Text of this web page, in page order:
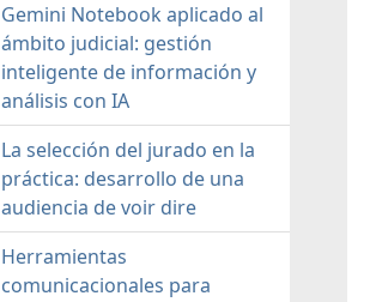
Gemini Notebook aplicado al
ámbito judicial: gestión
inteligente de información y
análisis con IA
La selección del jurado en la
práctica: desarrollo de una
audiencia de voir dire
Herramientas
comunicacionales para